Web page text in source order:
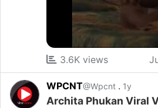
3.6K views
WPCNT@Wpcnt . 1y
Archita Phukan Viral